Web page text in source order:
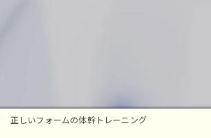
正しいフォームの体幹トレーニング